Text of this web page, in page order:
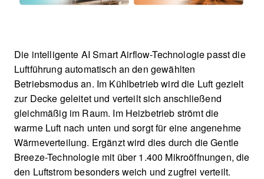
Die intelligente AI Smart Airflow-Technologie passt die
Luftführung automatisch an den gewählten
Betriebsmodus an. Im Kühlbetrieb wird die Luft gezielt
zur Decke geleitet und verteilt sich anschließend
gleichmäßig im Raum. Im Heizbetrieb strömt die
warme Luft nach unten und sorgt für eine angenehme
Wärmeverteilung. Ergänzt wird dies durch die Gentle
Breeze-Technologie mit über 1.400 Mikroöffnungen, die
den Luftstrom besonders weich und zugfrei verteilt.